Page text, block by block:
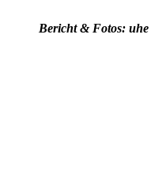
Bericht & Fotos: uhe